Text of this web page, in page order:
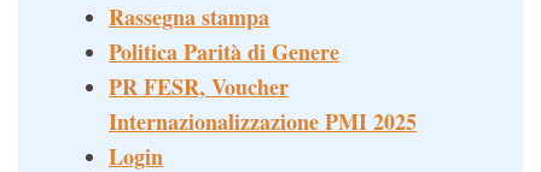
Rassegna stampa
Politica Parità di Genere
PR FESR, Voucher
Internazionalizzazione PMI 2025
Login